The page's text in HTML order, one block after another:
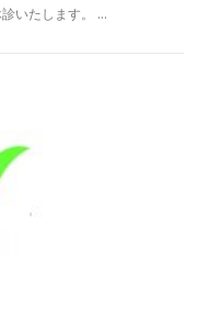
いたします。 …